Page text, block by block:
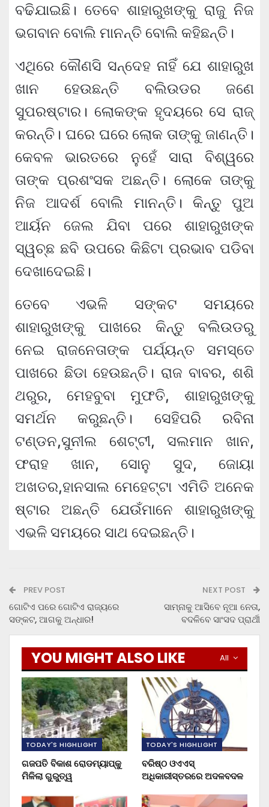
ବଢିଯାଇଛି। ତେବେ ଶାହାରୁଖଙ୍କୁ ରାଜୁ ନିଜ
ଭଗବାନ ବୋଲି ମାନନ୍ତି ବୋଲି କହିଛନ୍ତି।
ଏଥିରେ କୌଣସି ସନ୍ଦେହ ନାହିଁ ଯେ ଶାହାରୁଖ
ଖାନ ହେଉଛନ୍ତି ବଲିଉଡର ଜଣେ
ସୁପରଷ୍ଟାର। ଲୋକଙ୍କ ହୃଦୟରେ ସେ ରାଜ୍
କରନ୍ତି। ଘରେ ଘରେ ଲୋକ ତାଙ୍କୁ ଜାଣନ୍ତି।
କେବଳ ଭାରତରେ ନୁହେଁ ସାରା ବିଶ୍ୱରେ
ତାଙ୍କ ପ୍ରଶଂସକ ଅଛନ୍ତି। ଲୋକେ ତାଙ୍କୁ
ନିଜ ଆଦର୍ଶ ବୋଲି ମାନନ୍ତି। କିନ୍ତୁ ପୁଅ
ଆର୍ୟନ ଜେଲ ଯିବା ପରେ ଶାହାରୁଖଙ୍କ
ସ୍ୱଚ୍ଛ ଛବି ଉପରେ କିଛିଟା ପ୍ରଭାବ ପଡିବା
ଦେଖାଦେଇଛି।
ତେବେ ଏଭଳି ସଙ୍କଟ ସମୟରେ
ଶାହାରୁଖଙ୍କୁ ପାଖରେ କିନ୍ତୁ ବଲିଉଡରୁ
ନେଇ ରାଜନେତାଙ୍କ ପର୍ଯ୍ୟନ୍ତ ସମସ୍ତେ
ପାଖରେ ଛିଡା ହେଉଛନ୍ତି। ରାଜ ବାବର, ଶଶି
ଥରୁର, ମେହବୁବା ମୁଫତି, ଶାହାରୁଖଙ୍କୁ
ସମର୍ଥନ କରୁଛନ୍ତି। ସେହିପରି ରବିନା
ଟଣ୍ଡନ,ସୁନୀଲ ଶେଟ୍ଟୀ, ସଲମାନ ଖାନ,
ଫରାହ ଖାନ, ସୋନୁ ସୁଦ, ଜୋୟା
ଅଖତର,ହାନସାଲ ମେହେଟ୍ଟା ଏମିତି ଅନେକ
ଷ୍ଟାର ଅଛନ୍ତି ଯେଉଁମାନେ ଶାହାରୁଖଙ୍କୁ
ଏଭଳି ସମୟରେ ସାଥ ଦେଇଛନ୍ତି।
PREV POST
ଗୋଟିଏ ପରେ ଗୋଟିଏ ରାଜ୍ୟରେ
ସଙ୍କଟ, ଆଗକୁ ଅନ୍ଧାର!
NEXT POST
ସାମ୍ନାକୁ ଆସିବେ ନୂଆ ନେତା,
ବଦଳିବେ ସାଂସଦ ପ୍ରାର୍ଥୀ
All
YOU MIGHT ALSO LIKE
TODAY'S HIGHLIGHT
ଗଜପତି ବିକାଶ ରୋଡମ୍ୟାପ୍‌କୁ
ମିଳିଲା ଗୁରୁତ୍ୱ
TODAY'S HIGHLIGHT
ବରିଷ୍ଠ ଓଏଏସ୍‌
ଅଧିକାରୀସ୍ତରରେ ଅଦଳବଦଳ